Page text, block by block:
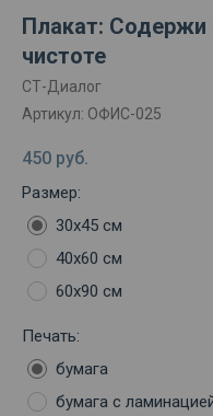
Плакат: Содержи
чистоте
СТ-Диалог
Артикул: ОФИС-025
450 руб.
Размер:
30х45 см
40х60 см
60х90 см
Печать:
бумага
бумага с